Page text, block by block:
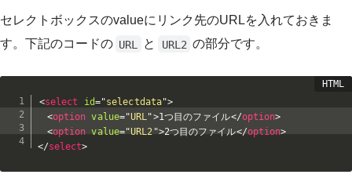
セレクトボックスのvalueにリンク先のURLを入れておきま
す。下記のコードの URL と URL2 の部分です。
<select id="selectdata">
<option value="URL">1つ目のファイル</option>
<option value="URL2 ">2つ目のファイル</option>
</select>